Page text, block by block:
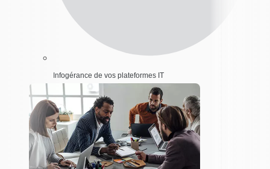
Infogérance de vos plateformes IT